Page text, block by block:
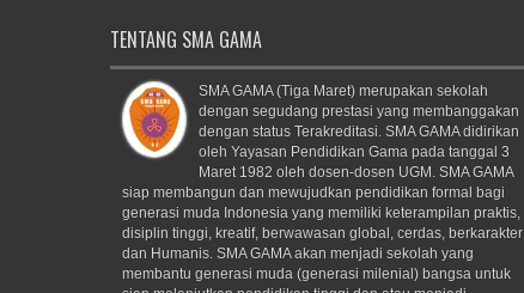
TENTANG SMA GAMA
SMA GAMA (Tiga Maret) merupakan sekolah
dengan segudang prestasi yang membanggakan
dengan status Terakreditasi. SMA GAMA didirikan
oleh Yayasan Pendidikan Gama pada tanggal 3
Maret 1982 oleh dosen-dosen UGM. SMA GAMA
siap membangun dan mewujudkan pendidikan formal bagi
generasi muda Indonesia yang memiliki keterampilan praktis,
disiplin tinggi, kreatif, berwawasan global, cerdas, berkarakter
dan Humanis. SMA GAMA akan menjadi sekolah yang
membantu generasi muda (generasi milenial) bangsa untuk